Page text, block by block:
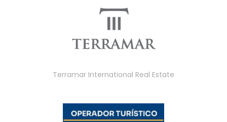
Terramar International Real Estate